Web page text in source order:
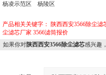
杨凌示范区 杨陵区
产品相关关键字：
陕西西安3566除尘滤
尘滤芯厂家 3566滤筒报价
如果你对陕西西安3566除尘滤芯感兴趣